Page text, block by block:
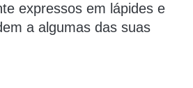
expressos em lápides e
a algumas das suas